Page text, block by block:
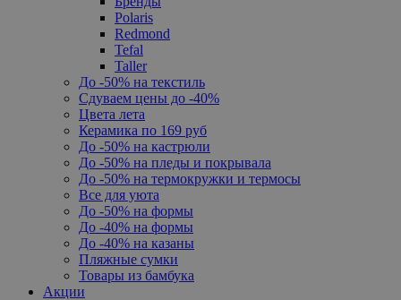
Polaris
Redmond
Tefal
Taller
До -50% на текстиль
Сдуваем цены до -40%
Цвета лета
Керамика по 169 руб
До -50% на кастрюли
До -50% на пледы и покрывала
До -50% на термокружки и термосы
Все для уюта
До -50% на формы
До -40% на формы
До -40% на казаны
Пляжные сумки
Товары из бамбука
Акции